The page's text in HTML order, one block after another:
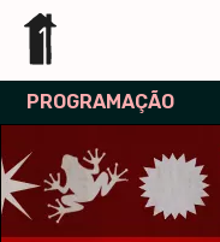
PROGRAMAÇÃO